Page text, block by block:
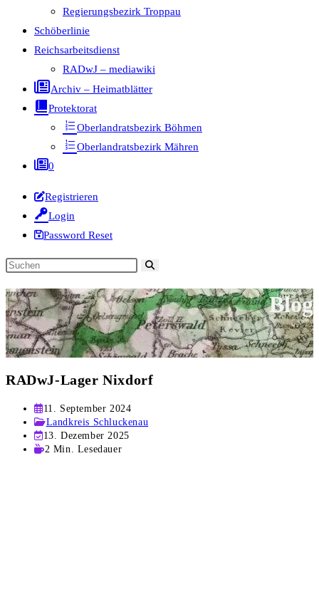
Regierungsbezirk Troppau
Schöberlinie
Reichsarbeitsdienst
RADwJ – mediawiki
Archiv – Heimatblätter
Protektorat
Oberlandratsbezirk Böhmen
Oberlandratsbezirk Mähren
0
Registrieren
Login
Password Reset
Diese
durchsuchen
Blog
RADwJ-Lager Nixdorf
Beitrag
veröffentlicht:
11. September 2024
Beitrags-
Kategorie:
Landkreis Schluckenau
Beitrag
zuletzt
13. Dezember 2025
Lesedauer:
2 Min. Lesedauer